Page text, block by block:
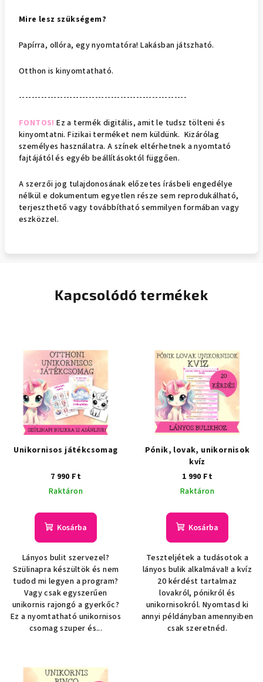
Mire lesz szükségem?
Papírra, ollóra, egy nyomtatóra! Lakásban játszható.
Otthon is kinyomtatható.
-----------------------------------------------------
FONTOS! Ez a termék digitális, amit le tudsz tölteni és
kinyomtatni. Fizikai terméket nem küldünk. Kizárólag
személyes használatra. A színek eltérhetnek a nyomtató
fajtájától és egyéb beállításoktól függően.
A szerzői jog tulajdonosának előzetes írásbeli engedélye
nélkül e dokumentum egyetlen része sem reprodukálható,
terjeszthető vagy továbbítható semmilyen formában vagy
eszközzel.
Kapcsolódó termékek
Unikornisos játékcsomag
7 990 Ft
Raktáron
Kosárba
Lányos bulit szervezel?
Szülinapra készültök és nem
tudod mi legyen a program?
Vagy csak egyszerűen
unikornis rajongó a gyerkőc?
Ez a nyomtatható unikornisos
csomag szuper és...
Pónik, lovak, unikornisok
kvíz
1 990 Ft
Raktáron
Kosárba
Teszteljétek a tudásotok a
lányos bulik alkalmával! a kvíz
20 kérdést tartalmaz
lovakról, pónikról és
unikornisokról. Nyomtasd ki
annyi példányban amennyiben
csak szeretnéd.